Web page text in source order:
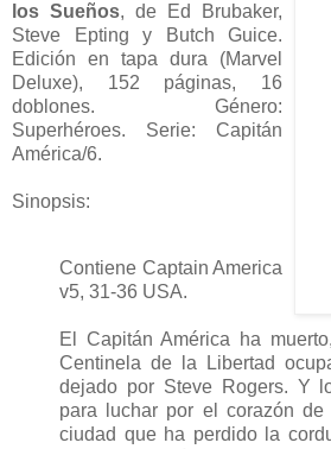
los Sueños, de Ed Brubaker,
Steve Epting y Butch Guice.
Edición en tapa dura (Marvel
Deluxe), 152 páginas, 16
doblones. Género:
Superhéroes. Serie: Capitán
América/6.
Sinopsis:
Contiene Captain America
v5, 31-36 USA.
El Capitán América ha
Centinela de la Libertad
dejado por Steve Rogers. Y
para luchar por el corazón
ciudad que ha perdido la